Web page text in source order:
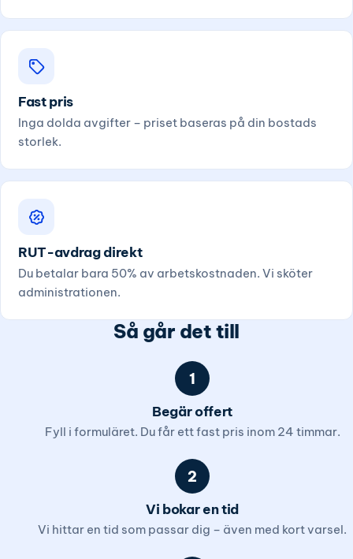
Fast pris
Inga dolda avgifter – priset baseras på din bostads
storlek.
RUT-avdrag direkt
Du betalar bara 50% av arbetskostnaden. Vi sköter
administrationen.
Så går det till
1
Begär offert
Fyll i formuläret. Du får ett fast pris inom 24 timmar.
2
Vi bokar en tid
Vi hittar en tid som passar dig – även med kort varsel.